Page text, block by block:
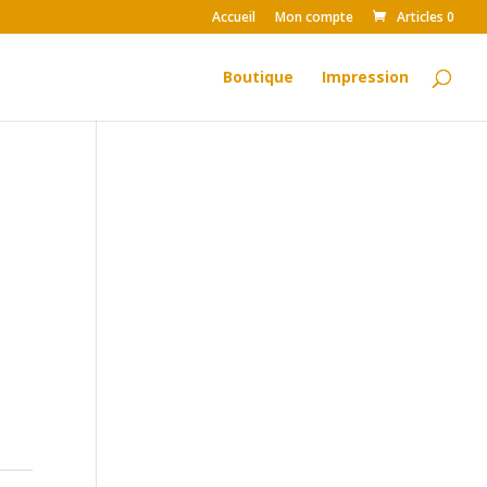
Accueil Mon compte Articles 0
Boutique Impression